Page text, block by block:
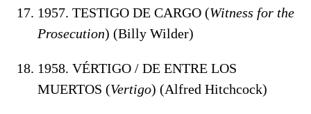
1957. TESTIGO DE CARGO (Witness for the
Prosecution) (Billy Wilder)
1958. VÉRTIGO / DE ENTRE LOS
MUERTOS (Vertigo) (Alfred Hitchcock)